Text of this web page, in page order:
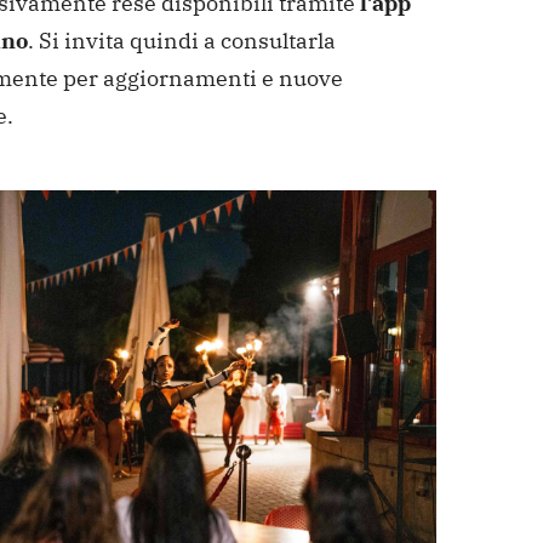
. Si invita quindi a consultarla
per aggiornamenti e nuove